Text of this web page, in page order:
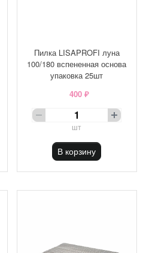
Пилка LISAPROFI луна
100/180 вспененная основа
упаковка 25шт
400 ₽
шт
В корзину